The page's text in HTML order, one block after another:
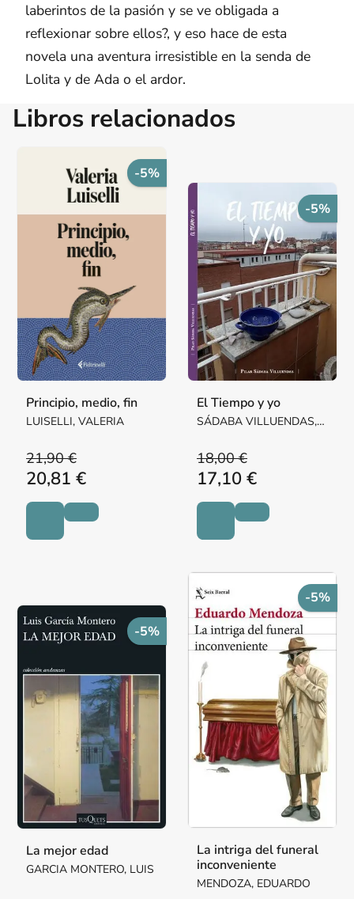
laberintos de la pasión y se ve obligada a
reflexionar sobre ellos?, y eso hace de esta
novela una aventura irresistible en la senda de
Lolita y de Ada o el ardor.
Libros relacionados
-5%
Principio, medio, fin
LUISELLI, VALERIA
21,90 €
20,81 €
-5%
El Tiempo y yo
SÁDABA VILLUENDAS,
18,00 €
17,10 €
-5%
La mejor edad
GARCIA MONTERO, LUIS
-5%
La intriga del funeral
inconveniente
MENDOZA, EDUARDO